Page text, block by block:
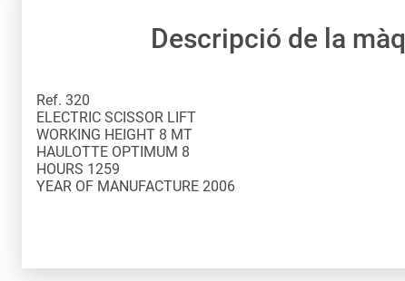
Descripció de la
Ref. 320
ELECTRIC SCISSOR LIFT
WORKING HEIGHT 8 MT
HAULOTTE OPTIMUM 8
HOURS 1259
YEAR OF MANUFACTURE 2006